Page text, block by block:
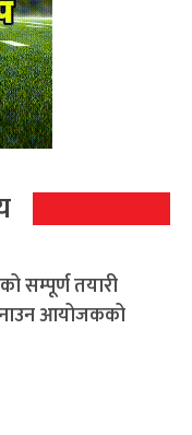
सम्पूर्ण तयारी
आयोजकको